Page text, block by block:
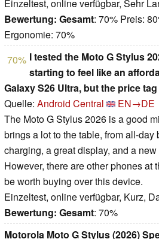
Einzeltest, online verfügbar, Sehr
Bewertung: Gesamt: 70% Preis:
Ergonomie: 70%
70% I tested the Moto G Stylus
starting to feel like an
Galaxy S26 Ultra, but the price
Quelle: Android Central
EN→DE
The Moto G Stylus 2026 is a good
brings a lot to the table, from all-day
charging, a great display, and a
However, there are other phones at
be worth buying over this device.
Einzeltest, online verfügbar, Kurz,
Bewertung: Gesamt: 70%
Motorola Moto G Stylus (2026)